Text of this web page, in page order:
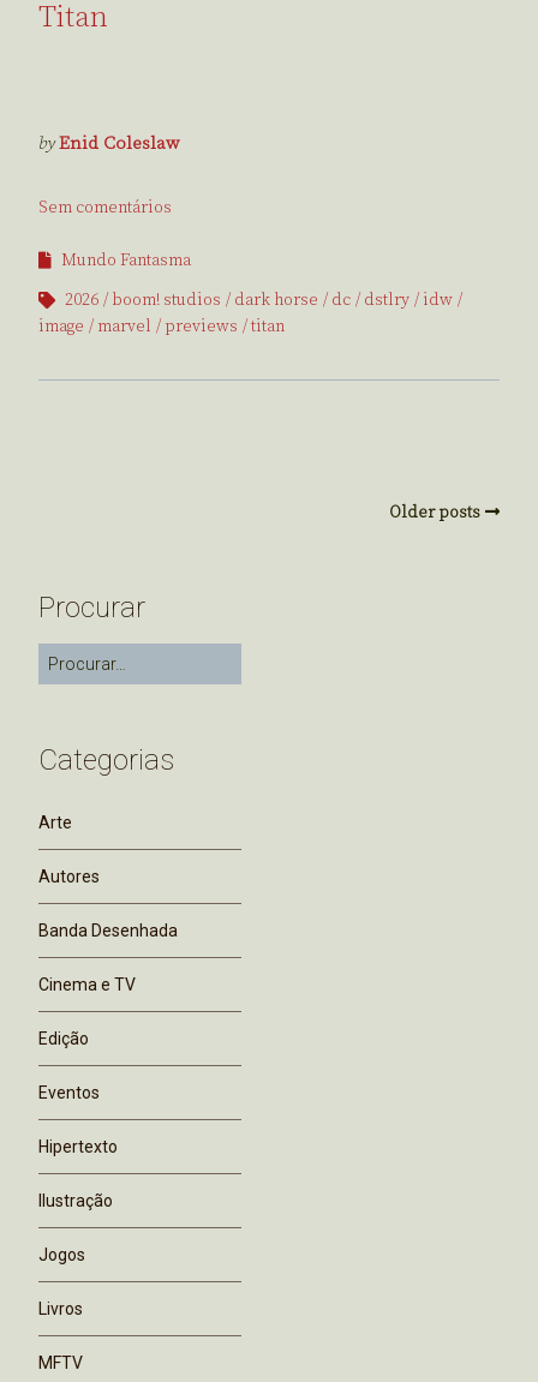
Titan
byEnid Coleslaw
Sem comentários
Mundo Fantasma
2026
boom! studios dark horse dc dstlry
idw
image
marvel previews titan
Older posts
Procurar
Categorias
Arte
Autores
Banda Desenhada
Cinema e TV
Edição
Eventos
Hipertexto
Ilustração
Jogos
Livros
MFTV